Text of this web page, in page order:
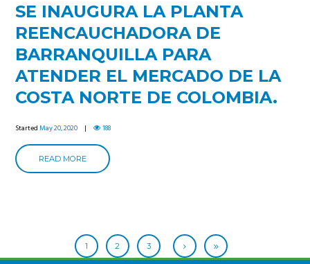
SE INAUGURA LA PLANTA
REENCAUCHADORA DE
BARRANQUILLA PARA
ATENDER EL MERCADO DE LA
COSTA NORTE DE COLOMBIA.
StartedMay 20, 2020 188
READ MORE
1 2 3